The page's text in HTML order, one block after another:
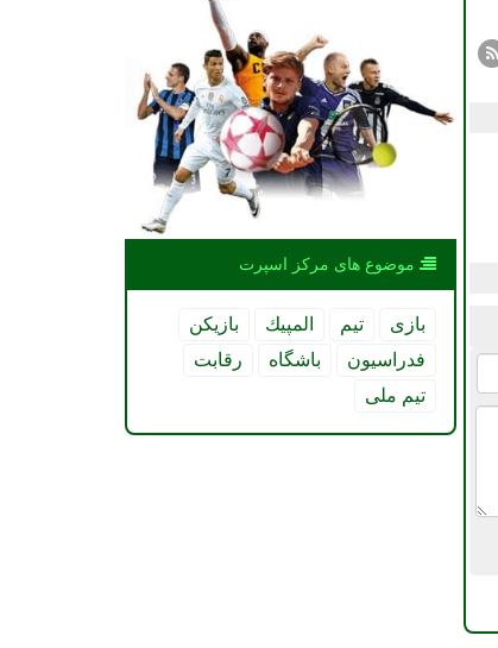
موضوع های مركز اسپرت
بازی تیم المپیك
بازیكن
فدراسیون
باشگاه
رقابت
تیم ملی